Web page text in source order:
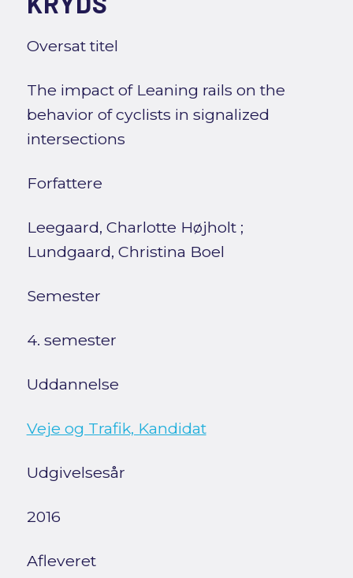
Oversat titel
The impact of Leaning rails on the
behavior of cyclists in signalized
intersections
Forfattere
Leegaard, Charlotte Højholt;
Lundgaard, Christina Boel
Semester
4. semester
Uddannelse
Veje og Trafik, Kandidat
Udgivelsesår
2016
Afleveret